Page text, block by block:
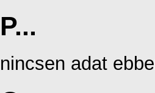
P...
nincsen adat